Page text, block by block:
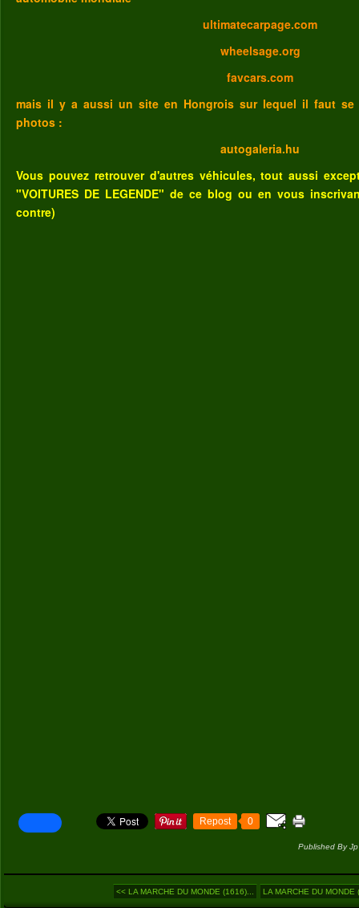
ultimatecarpage.com
wheelsage.org
favcars.com
mais il y a aussi un site en Hongrois sur lequel il faut se
photos :
autogaleria.hu
Vous pouvez retrouver d'autres véhicules, tout aussi
"VOITURES DE LEGENDE" de ce blog ou en vous
contre)
Repost 0
Published By
<< LA MARCHE DU MONDE (1616)... LA MARCHE DU MONDE